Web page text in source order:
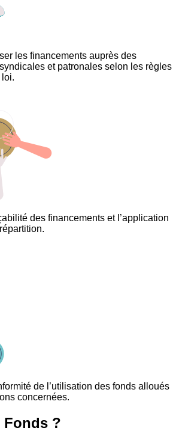
les financements auprès des
et patronales selon les règles
des financements et l’application
de l’utilisation des fonds alloués
concernées.
?